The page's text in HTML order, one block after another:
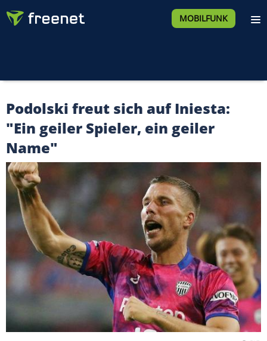
MOBILFUNK
Podolski freut sich auf Iniesta:
"Ein geiler Spieler, ein geiler
Name"